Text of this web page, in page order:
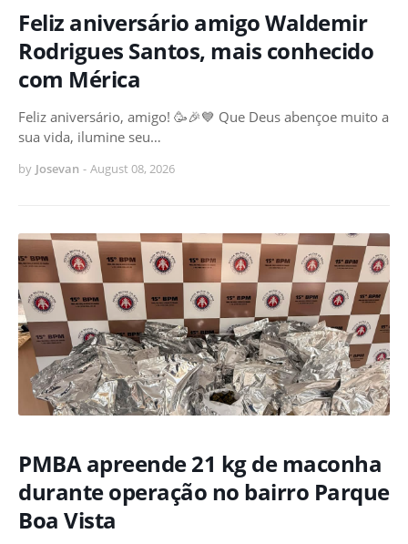
Feliz aniversário amigo Waldemir
Rodrigues Santos, mais conhecido
com Mérica
Feliz aniversário, amigo! 🥳🎉💙 Que Deus abençoe muito a
sua vida, ilumine seu…
by Josevan - August 08, 2026
PMBA apreende 21 kg de maconha
durante operação no bairro Parque
Boa Vista